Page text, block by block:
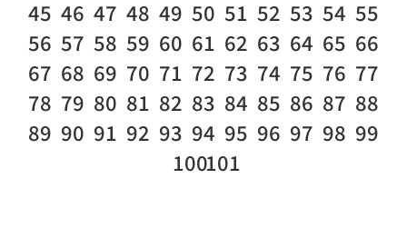
45 46 47 48 49 50 51 52 53 54 55
56 57 58 59 60 61 62 63 64 65 66
67 68 69 70 71 72 73 74 75 76 77
78 79 80 81 82 83 84 85 86 87 88
89 90 91 92 93 94 95 96 97 98 99
100101